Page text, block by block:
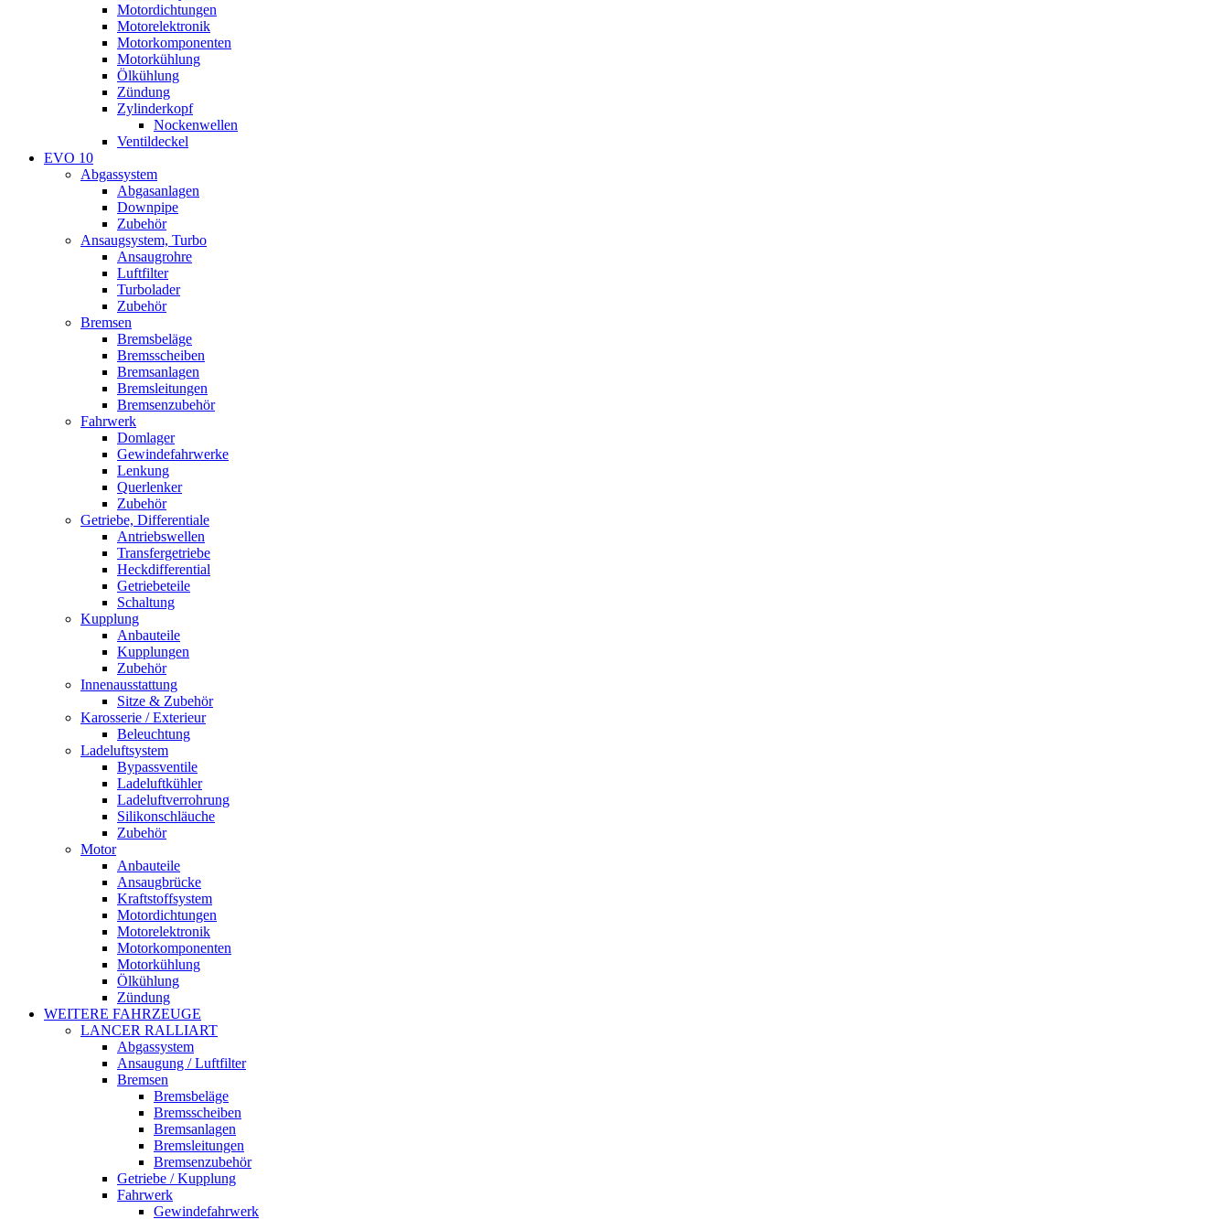
Motordichtungen
Motorelektronik
Motorkomponenten
Motorkühlung
Ölkühlung
Zündung
Zylinderkopf
Nockenwellen
Ventildeckel
EVO 10
Abgassystem
Abgasanlagen
Downpipe
Zubehör
Ansaugsystem, Turbo
Ansaugrohre
Luftfilter
Turbolader
Zubehör
Bremsen
Bremsbeläge
Bremsscheiben
Bremsanlagen
Bremsleitungen
Bremsenzubehör
Fahrwerk
Domlager
Gewindefahrwerke
Lenkung
Querlenker
Zubehör
Getriebe, Differentiale
Antriebswellen
Transfergetriebe
Heckdifferential
Getriebeteile
Schaltung
Kupplung
Anbauteile
Kupplungen
Zubehör
Innenausstattung
Sitze & Zubehör
Karosserie / Exterieur
Beleuchtung
Ladeluftsystem
Bypassventile
Ladeluftkühler
Ladeluftverrohrung
Silikonschläuche
Zubehör
Motor
Anbauteile
Ansaugbrücke
Kraftstoffsystem
Motordichtungen
Motorelektronik
Motorkomponenten
Motorkühlung
Ölkühlung
Zündung
WEITERE FAHRZEUGE
LANCER RALLIART
Abgassystem
Ansaugung / Luftfilter
Bremsen
Bremsbeläge
Bremsscheiben
Bremsanlagen
Bremsleitungen
Bremsenzubehör
Getriebe / Kupplung
Fahrwerk
Gewindefahrwerk